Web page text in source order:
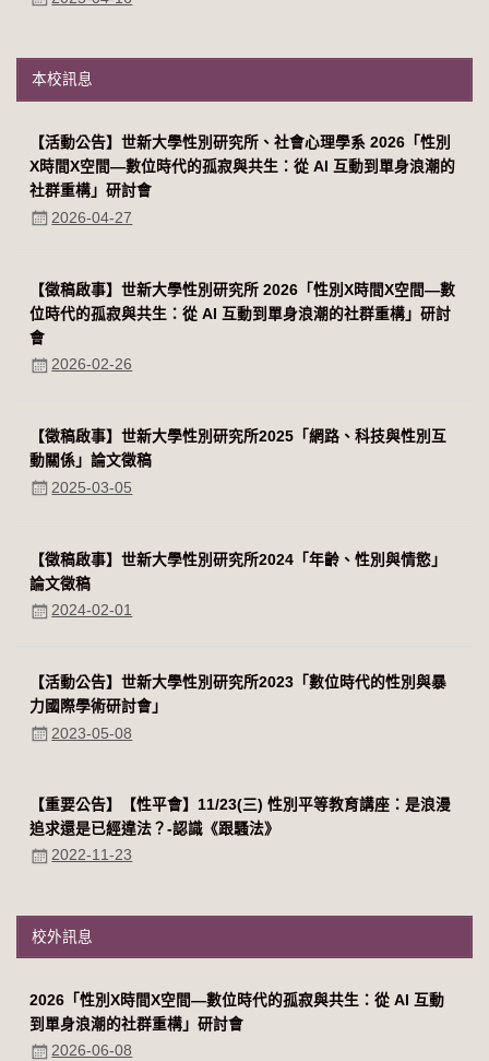
本校訊息
【活動公告】世新大學性別研究所、社會心理學系 2026「性別
Χ時間Χ空間—數位時代的孤寂與共生：從 AI 互動到單身浪潮的
社群重構」研討會
2026-04-27
【徵稿啟事】世新大學性別研究所 2026「性別Χ時間Χ空間—數
位時代的孤寂與共生：從 AI 互動到單身浪潮的社群重構」研討
會
2026-02-26
【徵稿啟事】世新大學性別研究所2025「網路、科技與性別互
動關係」論文徵稿
2025-03-05
【徵稿啟事】世新大學性別研究所2024「年齡、性別與情慾」
論文徵稿
2024-02-01
【活動公告】世新大學性別研究所2023「數位時代的性別與暴
力國際學術研討會」
2023-05-08
【重要公告】【性平會】11/23(三) 性別平等教育講座：是浪漫
追求還是已經違法？-認識《跟騷法》
2022-11-23
校外訊息
2026「性別Χ時間Χ空間—數位時代的孤寂與共生：從 AI 互動
到單身浪潮的社群重構」研討會
2026-06-08